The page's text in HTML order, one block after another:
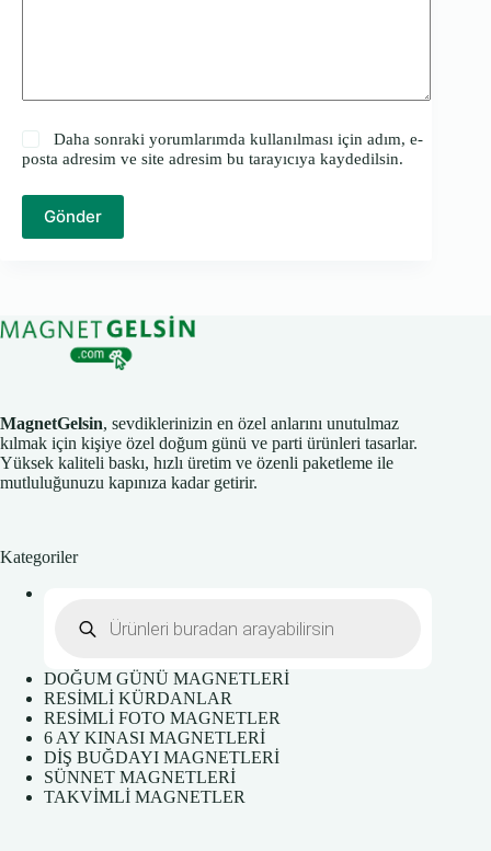
Daha sonraki yorumlarımda kullanılması için adım, e-
posta adresim ve site adresim bu tarayıcıya kaydedilsin.
Gönder
MagnetGelsin, sevdiklerinizin en özel anlarını unutulmaz
kılmak için kişiye özel doğum günü ve parti ürünleri tasarlar.
Yüksek kaliteli baskı, hızlı üretim ve özenli paketleme ile
mutluluğunuzu kapınıza kadar getirir.
Kategoriler
search
DOĞUM GÜNÜ MAGNETLERİ
RESİMLİ KÜRDANLAR
RESİMLİ FOTO MAGNETLER
6 AY KINASI MAGNETLERİ
DİŞ BUĞDAYI MAGNETLERİ
SÜNNET MAGNETLERİ
TAKVİMLİ MAGNETLER